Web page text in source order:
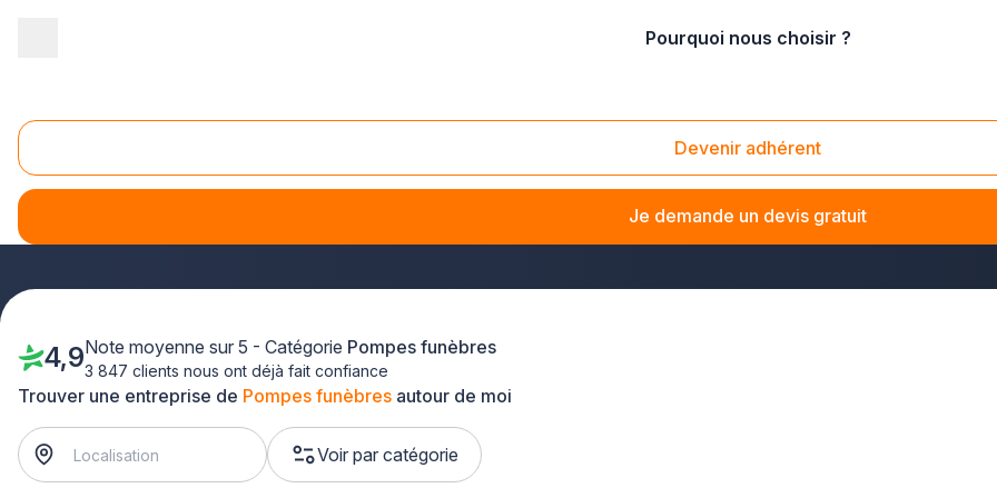
Pourquoi nous choisir ?
Devenir adhérent
Je demande un devis gratuit
Pompes Funèbres
Lors de la perte d’un être cher, la tristesse prend le pas sur la volonté et vous vous sentez incapable d’affronter les
l’aide des pompes funèbres. Ces professionnels, habitués aux démarches à effectuer lors d’un décès, pourront vous
dans l’organisation des obsèques.
Trouver une entreprise de Pompes funèbres autour de moi
Voir par catégorie
4,9Note moyenne sur 5 - Catégorie Pompes funèbres
3 847 clients nous ont déjà fait confiance